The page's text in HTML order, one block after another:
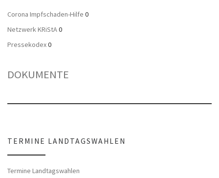
Corona Impfschaden-Hilfe 0
Netzwerk KRiStA0
Pressekodex0
DOKUMENTE
TERMINE LANDTAGSWAHLEN
Termine Landtagswahlen